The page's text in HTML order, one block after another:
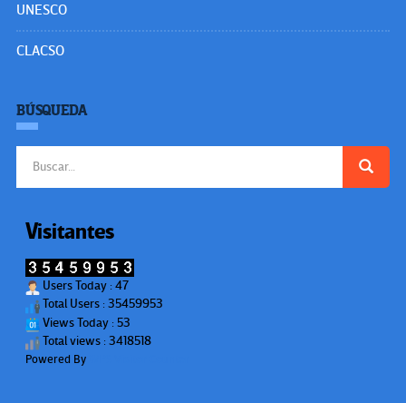
UNESCO
CLACSO
BÚSQUEDA
Visitantes
Users Today : 47
Total Users : 35459953
Views Today : 53
Total views : 3418518
Powered By